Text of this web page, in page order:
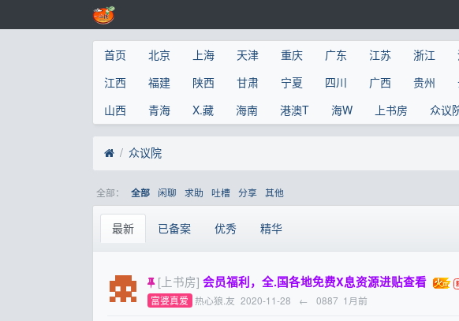
首页 北京 上海 天津 重庆 广东 江苏 浙江
江西
福建 陕西 甘肃 宁夏 四川 广西 贵州
山西
青海 X.藏 海南 港澳T 海W 上书房 众议
众议院
全部： 全部 闲聊 求助 吐槽 分享 其他
最新 已备案 优秀 精华
[上书房] 会员福利，全.国各地免费X息资源进贴查看
富婆真爱 热心狼.友 2020-11-28 ← 0887 1月前